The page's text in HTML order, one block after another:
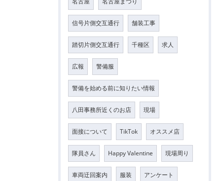
信号片側交互通行 舗装工事
踏切片側交互通行 千種区 求人
広報 警備服
警備を始める前に知りたい情報
八田事務所近くのお店 現場
面接について TikTok オススメ店
隊員さん Happy Valentine 現場周り
車両迂回案内 服装 アンケート